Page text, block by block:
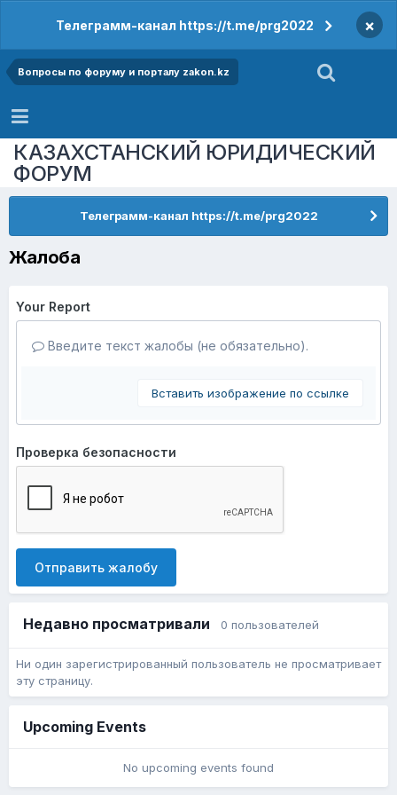
Телеграмм-канал https://t.me/prg2022 ×
Вопросы по форуму и порталу zakon.kz
КАЗАХСТАНСКИЙ ЮРИДИЧЕСКИЙ
ФОРУМ
Телеграмм-канал https://t.me/prg2022
Жалоба
Your Report
Введите текст жалобы (не обязательно).
Вставить изображение по ссылке
Проверка безопасности
Отправить жалобу
Недавно просматривали 0 пользователей
Ни один зарегистрированный пользователь не просматривает
эту страницу.
Upcoming Events
No upcoming events found